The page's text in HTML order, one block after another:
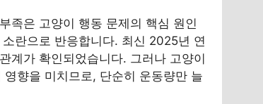
족은 고양이 행동 문제의 핵심 원인
란으로 반응합니다. 최신 2025년 연
계가 확인되었습니다. 그러나 고양이
향을 미치므로, 단순히 운동량만 늘